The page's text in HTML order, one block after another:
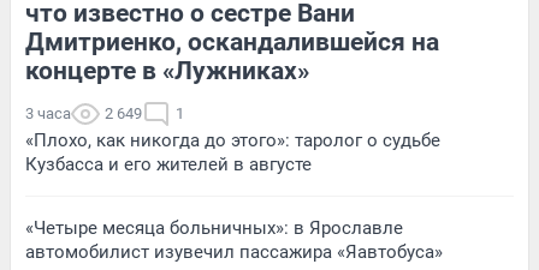
что известно о сестре Вани
Дмитриенко, оскандалившейся на
концерте в «Лужниках»
3 часа 2 649 1
«Плохо, как никогда до этого»: таролог о судьбе
Кузбасса и его жителей в августе
«Четыре месяца больничных»: в Ярославле
автомобилист изувечил пассажира «Яавтобуса»